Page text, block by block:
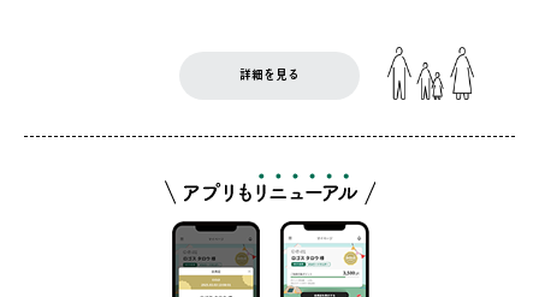
詳細を見る